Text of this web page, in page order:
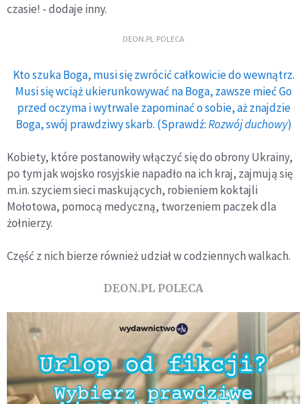
czasie! - dodaje inny.
DEON.PL POLECA
Kto szuka Boga, musi się zwrócić całkowicie do wewnątrz.
Musi się wciąż ukierunkowywać na Boga, zawsze mieć Go
przed oczyma i wytrwale zapominać o sobie, aż znajdzie
Boga, swój prawdziwy skarb. (Sprawdź:Rozwój duchowy)
Kobiety, które postanowiły włączyć się do obrony Ukrainy,
po tym jak wojsko rosyjskie napadło na ich kraj, zajmują się
m.in. szyciem sieci maskujących, robieniem koktajli
Mołotowa, pomocą medyczną, tworzeniem paczek dla
żołnierzy.
Część z nich bierze również udział w codziennych walkach.
DEON.PL POLECA